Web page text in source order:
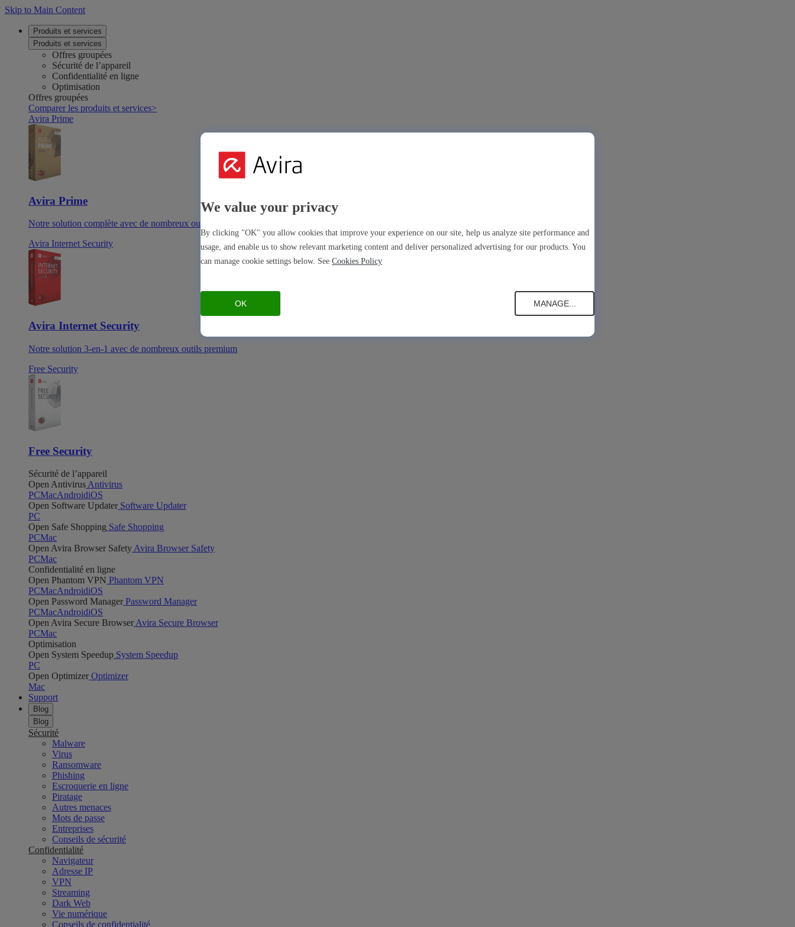
Skip to Main Content
Produits et services
Produits et services
Offres groupées
Sécurité de l’appareil
Confidentialité en ligne
Optimisation
Offres groupées
Comparer les produits et services>
Avira Prime
Avira Prime
Notre solution complète avec de nombreux outils et applications premium
Avira Internet Security
Avira Internet Security
Notre solution 3-en-1 avec de nombreux outils premium
Free Security
Free Security
Sécurité de l’appareil
Open Antivirus Antivirus
PCMacAndroidiOS
Open Software Updater Software Updater
PC
Open Safe Shopping Safe Shopping
PCMac
Open Avira Browser Safety Avira Browser Safety
PCMac
Confidentialité en ligne
Open Phantom VPN Phantom VPN
PCMacAndroidiOS
Open Password Manager Password Manager
PCMacAndroidiOS
Open Avira Secure Browser Avira Secure Browser
PCMac
Optimisation
Open System Speedup System Speedup
PC
Open Optimizer Optimizer
Mac
Support
Blog
Blog
Sécurité
Malware
Virus
Ransomware
Phishing
Escroquerie en ligne
Piratage
Autres menaces
Mots de passe
Entreprises
Conseils de sécurité
Confidentialité
Navigateur
Adresse IP
VPN
Streaming
Dark Web
Vie numérique
Conseils de confidentialité
We value your privacy
By clicking "OK" you allow cookies that improve your experience on our site, help us analyze site performance and
usage, and enable us to show relevant marketing content and deliver personalized advertising for our products. You
can manage cookie settings below. See Cookies Policy
OK MANAGE...